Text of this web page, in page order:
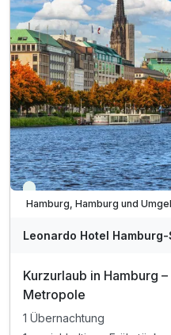
inkl. Tee- und Kaffee
inkl. Nutzung des
inkl. Nutzung W-Lan
Viele Termine frei
Hamburg, Hamburg und
Leonardo Hotel
Kurzurlaub in Hamburg
Metropole
1 Übernachtung